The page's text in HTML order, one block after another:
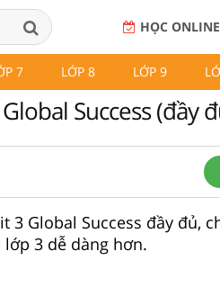
HỌC ONLINE
7 LỚP 8 LỚP 9
Success (đầy
Global Success đầy đủ,
3 dễ dàng hơn.